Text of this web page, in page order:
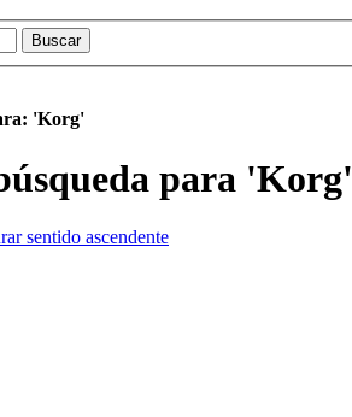
Buscar
'Korg'
para 'Korg'